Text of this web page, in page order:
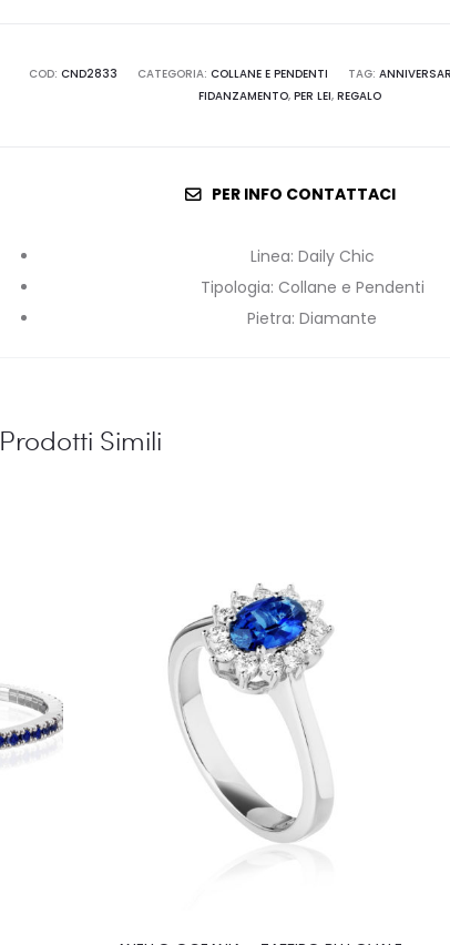
COD: CND2833 CATEGORIA: COLLANE E PENDENTI TAG:
FIDANZAMENTO,PER LEI,REGALO
PER INFO CONTATTACI
Linea: Daily Chic
Tipologia: Collane e Pendenti
Pietra:Diamante
Prodotti Simili